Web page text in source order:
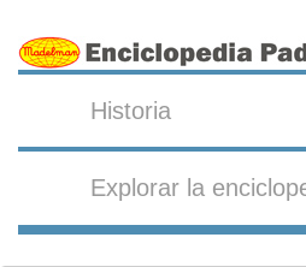
Historia
Explorar la